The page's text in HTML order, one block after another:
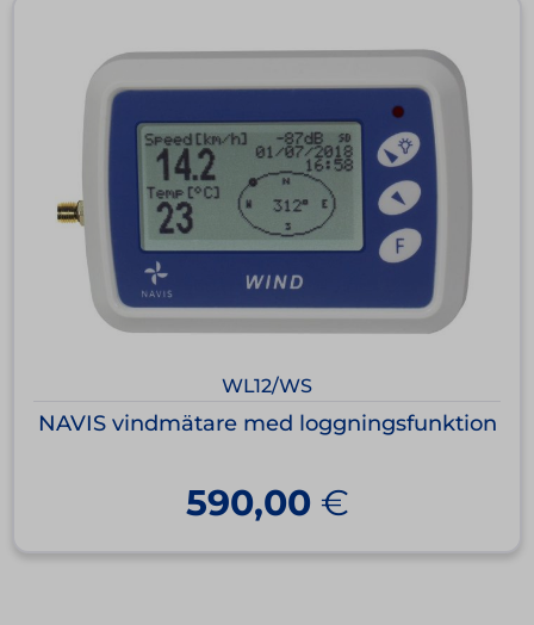
WL12/WS
NAVIS vindmätare med loggningsfunktion
590,00 €